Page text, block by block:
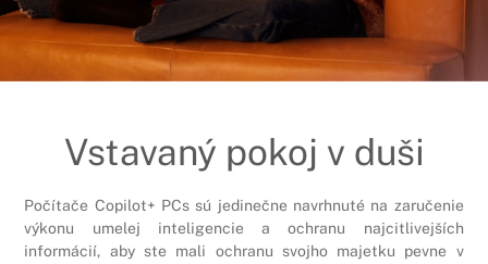
Vstavaný pokoj v duši
Počítače Copilot+ PCs sú jedinečne navrhnuté na zaručenie
výkonu umelej inteligencie a ochranu najcitlivejších
informácií, aby ste mali ochranu svojho majetku pevne v